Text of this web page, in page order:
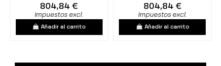
804,84 €
Impuestos excl.
Añadir al carrito
804,84 €
Impuestos excl.
Añadir al carrito